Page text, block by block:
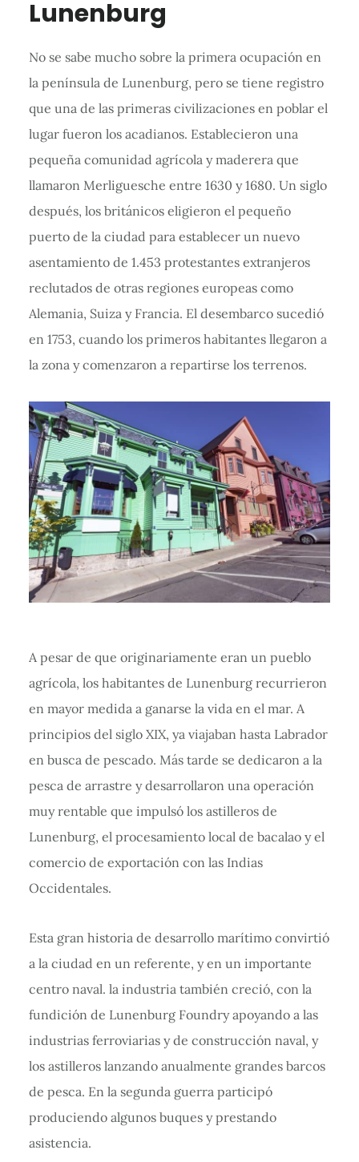
Lunenburg
No se sabe mucho sobre la primera ocupación en
la península de Lunenburg, pero se tiene registro
que una de las primeras civilizaciones en poblar el
lugar fueron los acadianos. Establecieron una
pequeña comunidad agrícola y maderera que
llamaron Merliguesche entre 1630 y 1680. Un siglo
después, los británicos eligieron el pequeño
puerto de la ciudad para establecer un nuevo
asentamiento de 1.453 protestantes extranjeros
reclutados de otras regiones europeas como
Alemania, Suiza y Francia. El desembarco sucedió
en 1753, cuando los primeros habitantes llegaron a
la zona y comenzaron a repartirse los terrenos.
A pesar de que originariamente eran un pueblo
agrícola, los habitantes de Lunenburg recurrieron
en mayor medida a ganarse la vida en el mar. A
principios del siglo XIX, ya viajaban hasta Labrador
en busca de pescado. Más tarde se dedicaron a la
pesca de arrastre y desarrollaron una operación
muy rentable que impulsó los astilleros de
Lunenburg, el procesamiento local de bacalao y el
comercio de exportación con las Indias
Occidentales.
Esta gran historia de desarrollo marítimo convirtió
a la ciudad en un referente, y en un importante
centro naval. la industria también creció, con la
fundición de Lunenburg Foundry apoyando a las
industrias ferroviarias y de construcción naval, y
los astilleros lanzando anualmente grandes barcos
de pesca. En la segunda guerra participó
produciendo algunos buques y prestando
asistencia.